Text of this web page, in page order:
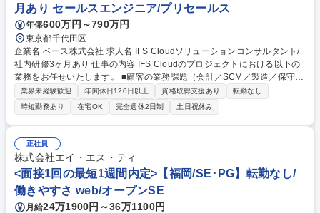
月あり セールスエンジニア/プリセールス
年俸600万円～790万円
東京都千代田区
企業名 ベース株式会社 求人名 IFS Cloudソリューションコンサルタント/
社内研修3ヶ月あり 仕事の内容 IFS Cloudのプロジェクトにおける以下の
業務をお任せいたします。 ■顧客の業務課題（会計／SCM／製造／保守な
ど）をヒアリングし、現状分析・課題整理を実施 ■顧客の業務プロセスを
踏まえたTo-Beモデル（業務・システム構想）の設計■IFS Cloudを活用し
たソリューション提案（提案書作成／プレゼンテーション）■営業と連携
したプリセールス活動（RFP対応、要件整理、提案戦略立案）■IFS Cloud
のデモ環境構築および顧客向けデモンストレーションの実施■導入プロジ
ェクトにおける上流工程（要件定義／基本設計）のリード■Fit&Gap分析お
よび業務・システム要件の明確化、など 募集職種 IFS Cloudソリューショ
ンコンサルタント/社内研修3ヶ月あり
業界未経験歓迎 年間休日120日以上 資格取得支援あり
転勤なし
時短勤務あり
在宅OK 完全週休2日制 土日祝休み
正社員
株式会社エイ・エス・ティ
<面接1回の最短1週間内定>【福岡/SE･PG】転勤なし/
働きやすさ web/オープンSE
月給24万1900円～36万1100円